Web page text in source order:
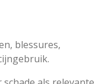
blessures,